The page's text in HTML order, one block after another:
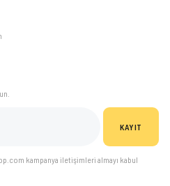
KAYIT
kampanya iletişimleri almayı kabul